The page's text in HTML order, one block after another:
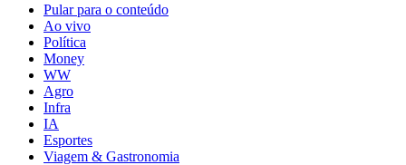
Pular para o conteúdo
Ao vivo
Política
Money
WW
Agro
Infra
IA
Esportes
Viagem & Gastronomia